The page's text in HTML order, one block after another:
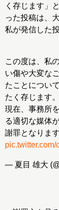
く存じます」
った投稿は、
私が発信した
この度は、私
い傷や大変な
たことについ
たく存じます。
現在、事務所
る適切な媒体
謝罪となりま
— 夏目 雄大